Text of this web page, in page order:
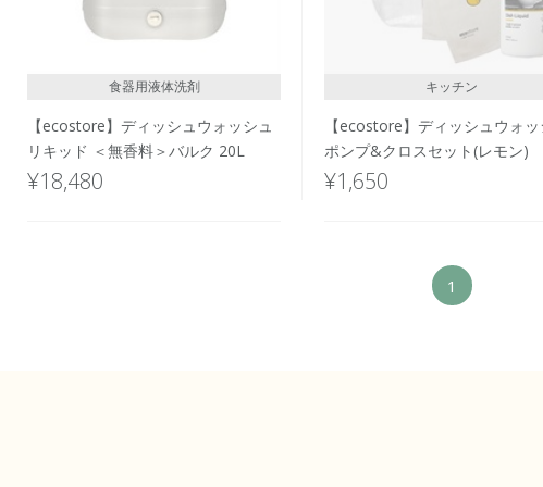
食器用液体洗剤
【ecostore】ディッシュウォッシュ
リキッド ＜無香料＞バルク 20L
¥18,480
キッチン
【ecostore】ディッシュウォ
ポンプ&クロスセット(レモン)
¥1,650
1